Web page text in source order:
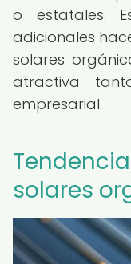
o estatales.
adicionales
solares
atractiva
empresarial.
solares